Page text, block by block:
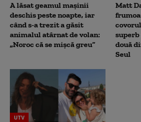
A lăsat geamul mașinii
deschis peste noapte, iar
când s-a trezit a găsit
animalul atârnat de volan:
„Noroc că se mișcă greu”
Matt
două
Seul
UTV